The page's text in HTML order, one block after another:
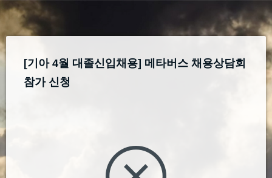
[기아 4월 대졸신입채용] 메타버스 채용상담회
참가 신청